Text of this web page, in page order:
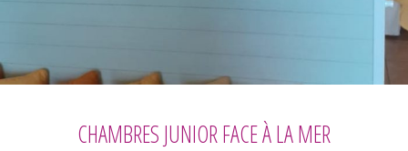
CHAMBRES JUNIOR FACE À LA MER